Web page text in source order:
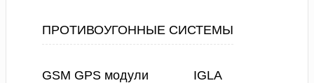
ПРОТИВОУГОННЫЕ СИСТЕМЫ
GSM GPS модули IGLA